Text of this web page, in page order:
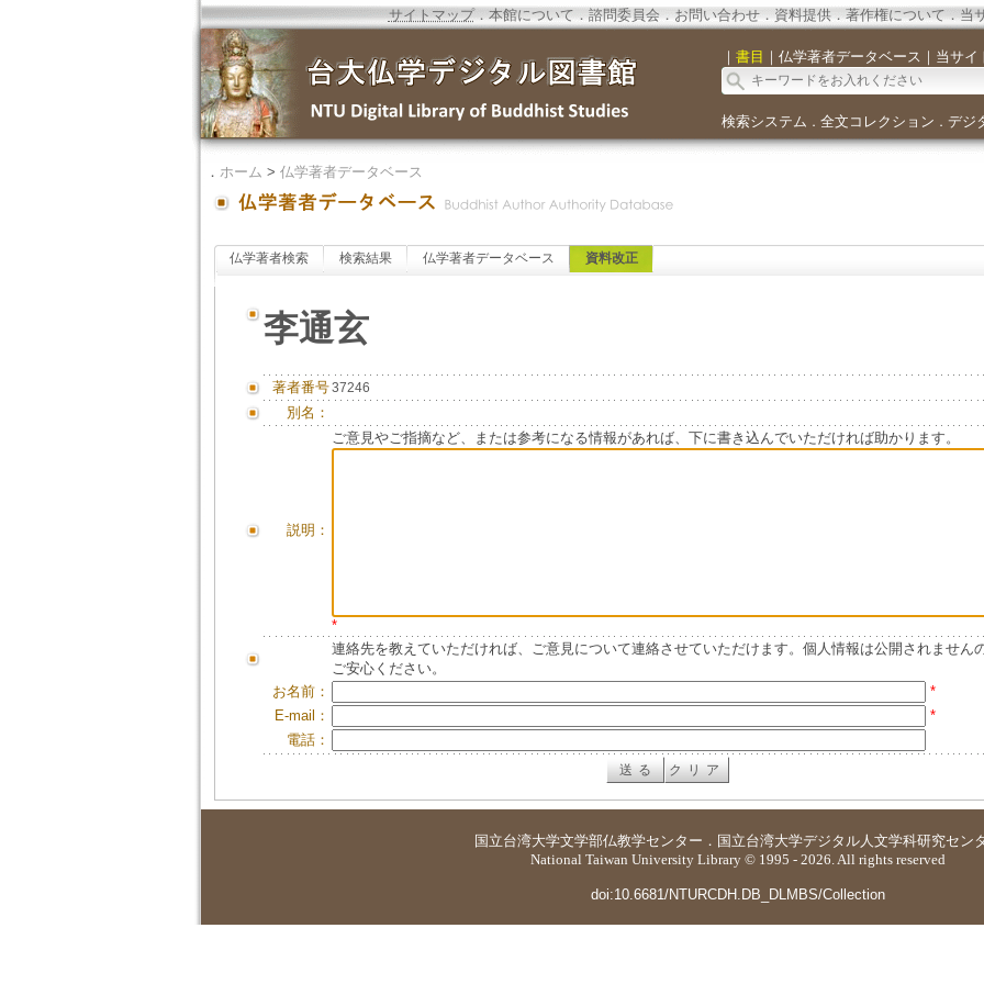
サイトマップ．本館について．諮問委員会． お問い合わせ． 資料提供．著作権について．当
｜ 書目 ｜ 仏学著者データベース ｜ 当サイ
検索システム ． 全文コレクション ． デジ
． ホーム > 仏学著者データベース
仏学著者検索 検索結果 仏学著者データベース 資料改正
李通玄
著者番号37246
別名：
説明：
ご意見やご指摘など、または参考になる情報があれば、下に書き込んでいただければ助かります。
*
連絡先を教えていただければ、ご意見について連絡させていただけます。個人情報は公開されません
ご安心ください。
お名前：
*
E-mail：
*
電話：
国立台湾大学文学部仏教学センター ． 国立台湾大学デジタル人文学科研究セン
National Taiwan University Library © 1995 - 2026. All rights reserved
doi:10.6681/NTURCDH.DB_DLMBS/Collection